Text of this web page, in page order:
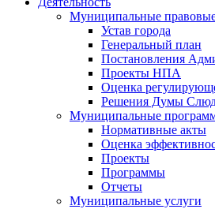
Муниципальные
Устав города
Генеральный план
Постановления
Проекты НПА
Оценка
Решения Думы
Муниципальные
Нормативные акты
Оценка
Проекты
Программы
Отчеты
Муниципальные услуги